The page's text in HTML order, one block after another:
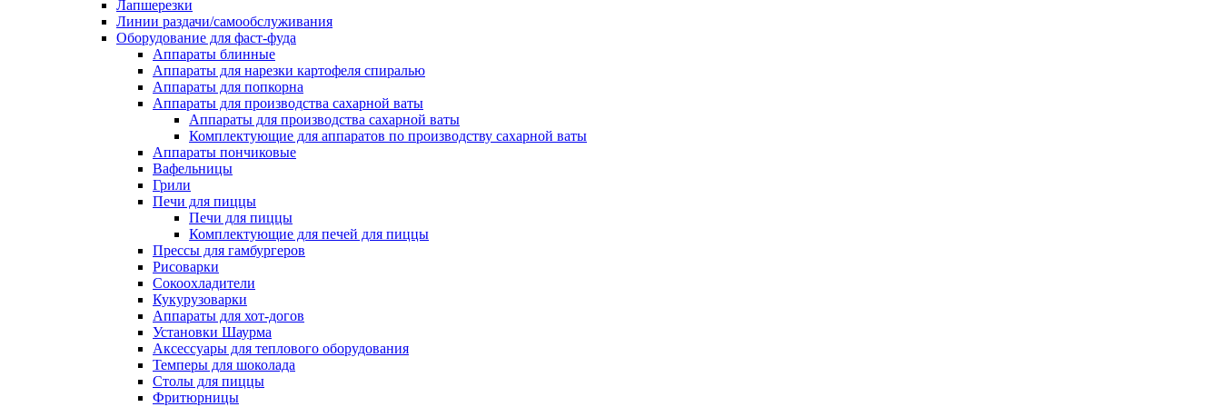
Лапшерезки
Линии раздачи/самообслуживания
Оборудование для фаст-фуда
Аппараты блинные
Аппараты для нарезки картофеля спиралью
Аппараты для попкорна
Аппараты для производства сахарной ваты
Аппараты для производства сахарной ваты
Комплектующие для аппаратов по производству сахарной ваты
Аппараты пончиковые
Вафельницы
Грили
Печи для пиццы
Печи для пиццы
Комплектующие для печей для пиццы
Прессы для гамбургеров
Рисоварки
Сокоохладители
Кукурузоварки
Аппараты для хот-догов
Установки Шаурма
Аксессуары для теплового оборудования
Темперы для шоколада
Столы для пиццы
Фритюрницы